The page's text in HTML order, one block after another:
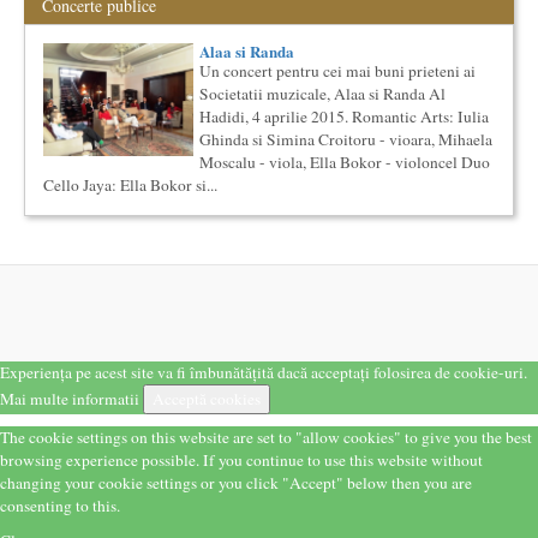
Ziua Internationala a Subtitrarii
Editia I
Ziua Internationala a Subtitrarii - Editia I Universitatea din
Bucuresti, Sala James Joyce [sala MTTLC] Str. Pitar Mos nr. ...
Cursul de Filosofie generala (anul I)
Societatea Muzicala organizeaza un curs de Filosofie
Generala, de nivel academic, cu durata de doi ani (4 semestre),
impreuna...
Precizari legate de formatul de predare a cursurilor de
Cultura universala
market...
Cursul de Cinematografie universala: Marile capodopere
si marii realizatori (anul II)
Societatea Muzicala organizeaza un curs de cultura generala
cinematografica. Este un curs concentrat si intensiv, de nivel
ac...
The Fever
Concerte publice
Alaa si Randa
Un concert pentru cei mai buni prieteni ai
Societatii muzicale, Alaa si Randa Al
Hadidi, 4 aprilie 2015. Romantic Arts: Iulia
Ghinda si Simina Croitoru - vioara, Mihaela
Moscalu - viola, Ella Bokor - violoncel Duo
Cello Jaya: Ella Bokor si...
Experiența pe acest site va fi îmbunătățită dacă acceptați folosirea de cookie-uri.
Mai multe informatii
The cookie settings on this website are set to "allow cookies" to give you the best
browsing experience possible. If you continue to use this website without
changing your cookie settings or you click "Accept" below then you are
consenting to this.